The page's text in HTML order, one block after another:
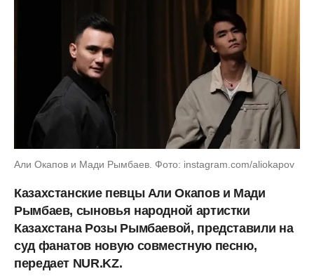
Али Окапов и Мади Рымбаев. Фото: instagram.com/aliokapov
Казахстанские певцы Али Окапов и Мади
Рымбаев, сыновья народной артистки
Казахстана Розы Рымбаевой, представили на
суд фанатов новую совместную песню,
передает NUR.KZ.